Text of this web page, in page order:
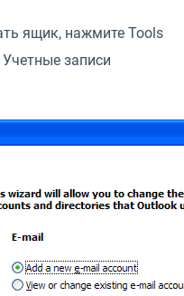
ящик, нажмите Tools
записи